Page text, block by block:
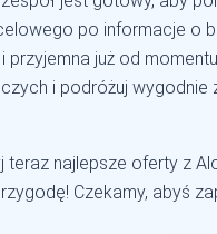
po informacje o
i przyjemna już od
i podróżuj
teraz najlepsze oferty z
Czekamy, abyś